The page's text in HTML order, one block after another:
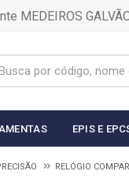
MEDEIROS
EPIS E
RELÓGIO